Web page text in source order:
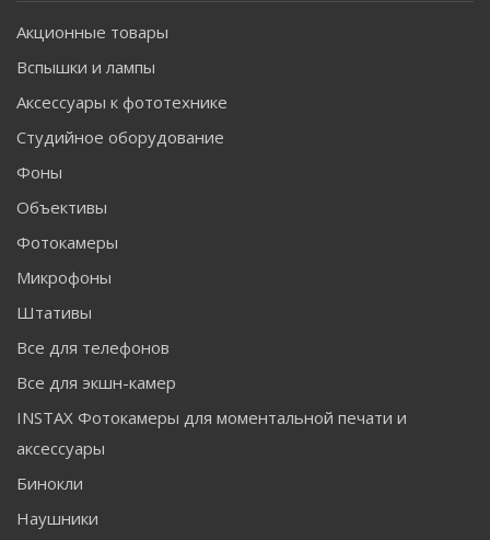
Акционные товары
Вспышки и лампы
Аксессуары к фототехнике
Студийное оборудование
Фоны
Объективы
Фотокамеры
Микрофоны
Штативы
Все для телефонов
Все для экшн-камер
INSTAX Фотокамеры для моментальной печати и
аксессуары
Бинокли
Наушники